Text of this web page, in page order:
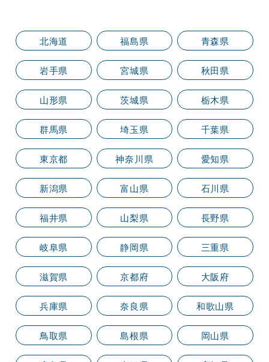
北海道 福島県 青森県
岩手県 宮城県 秋田県
山形県 茨城県 栃木県
群馬県 埼玉県 千葉県
東京都 神奈川県 愛知県
新潟県 富山県 石川県
福井県 山梨県 長野県
岐阜県 静岡県 三重県
滋賀県 京都府 大阪府
兵庫県 奈良県 和歌山県
鳥取県 島根県 岡山県